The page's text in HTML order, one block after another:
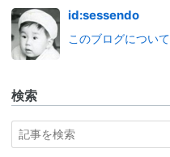
id:sessendo
このブログについて
検索